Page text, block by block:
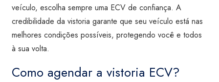
veículo, escolha sempre uma ECV de confiança. A
credibilidade da vistoria garante que seu veículo está nas
melhores condições possíveis, protegendo você e todos
à sua volta.
Como agendar a vistoria ECV?